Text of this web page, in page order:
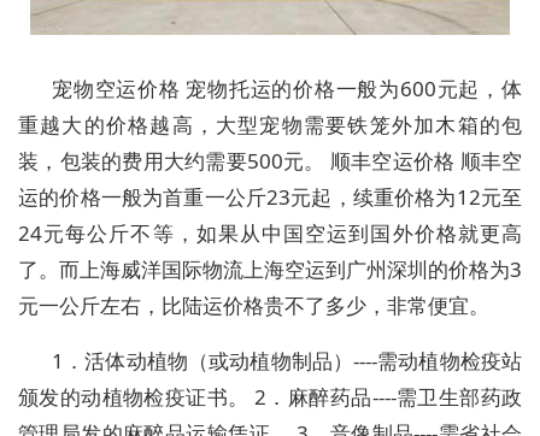
宠物空运价格 宠物托运的价格一般为600元起，体
重越大的价格越高，大型宠物需要铁笼外加木箱的包
装，包装的费用大约需要500元。 顺丰空运价格 顺丰空
运的价格一般为首重一公斤23元起，续重价格为12元至
24元每公斤不等，如果从中国空运到国外价格就更高
了。而上海威洋国际物流上海空运到广州深圳的价格为3
元一公斤左右，比陆运价格贵不了多少，非常便宜。
1．活体动植物（或动植物制品）----需动植物检疫站
颁发的动植物检疫证书。 2．麻醉药品----需卫生部药政